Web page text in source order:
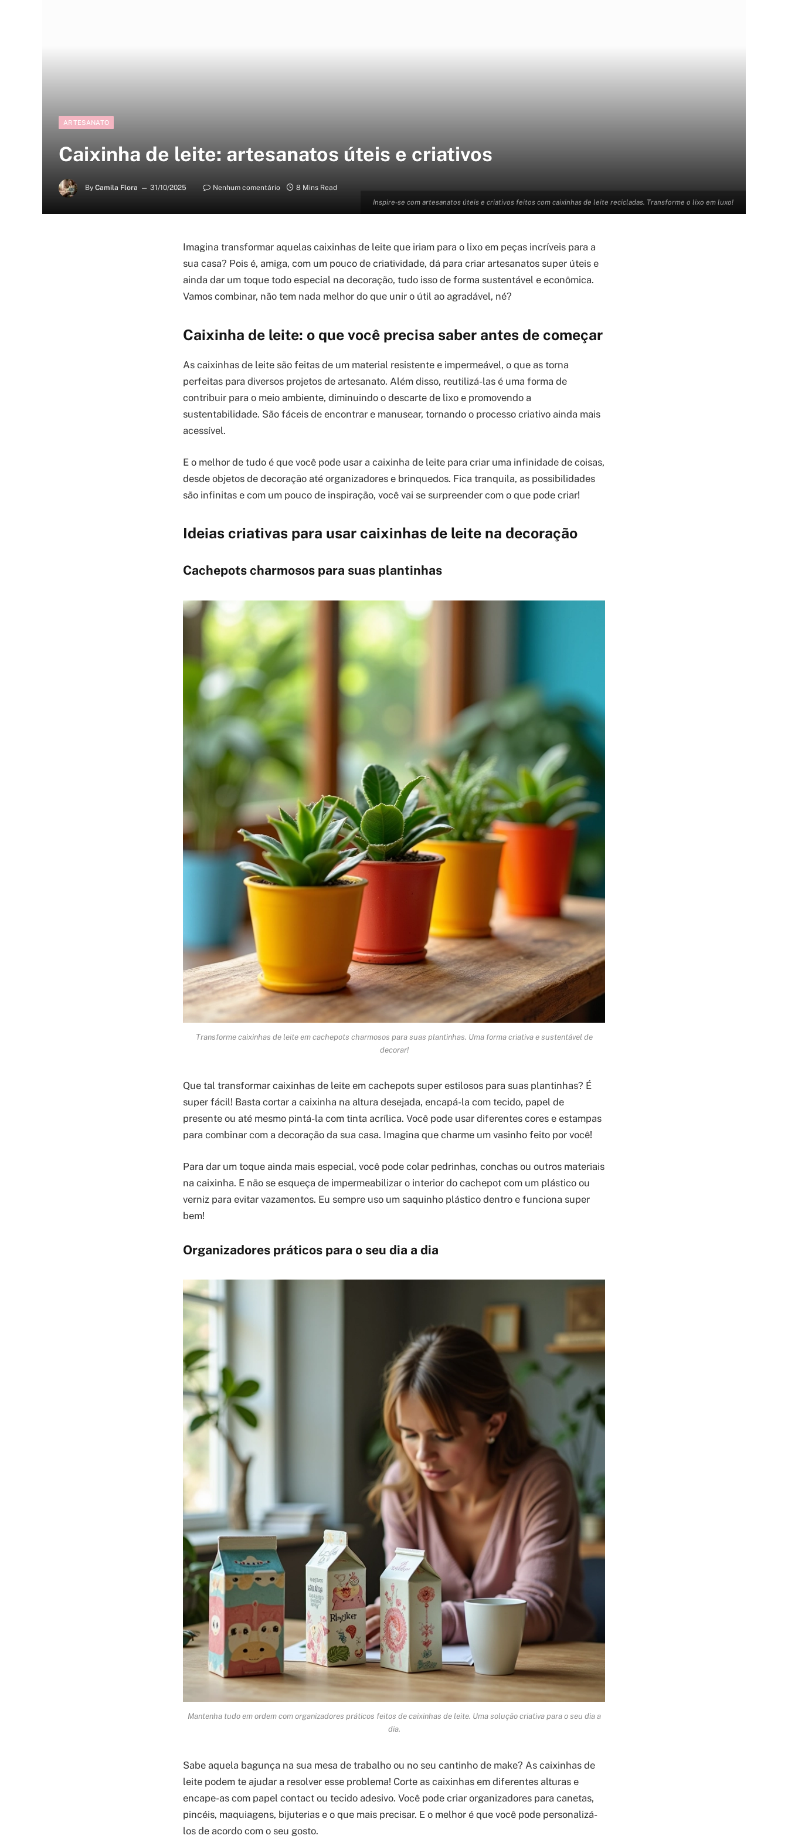
Inspire-se com artesanatos úteis e criativos feitos com caixinhas de leite recicladas. Transforme o lixo em luxo!
ARTESANATO
Caixinha de leite: artesanatos úteis e criativos
By Camila Flora 31/10/2025 Nenhum comentário 8 Mins Read
Imagina transformar aquelas caixinhas de leite que iriam para o lixo em peças incríveis para a
sua casa? Pois é, amiga, com um pouco de criatividade, dá para criar artesanatos super úteis e
ainda dar um toque todo especial na decoração, tudo isso de forma sustentável e econômica.
Vamos combinar, não tem nada melhor do que unir o útil ao agradável, né?
Caixinha de leite: o que você precisa saber antes de começar
As caixinhas de leite são feitas de um material resistente e impermeável, o que as torna
perfeitas para diversos projetos de artesanato. Além disso, reutilizá-las é uma forma de
contribuir para o meio ambiente, diminuindo o descarte de lixo e promovendo a
sustentabilidade. São fáceis de encontrar e manusear, tornando o processo criativo ainda mais
acessível.
E o melhor de tudo é que você pode usar a caixinha de leite para criar uma infinidade de coisas,
desde objetos de decoração até organizadores e brinquedos. Fica tranquila, as possibilidades
são infinitas e com um pouco de inspiração, você vai se surpreender com o que pode criar!
Ideias criativas para usar caixinhas de leite na decoração
Cachepots charmosos para suas plantinhas
Transforme caixinhas de leite em cachepots charmosos para suas plantinhas. Uma forma criativa e sustentável de
decorar!
Que tal transformar caixinhas de leite em cachepots super estilosos para suas plantinhas? É
super fácil! Basta cortar a caixinha na altura desejada, encapá-la com tecido, papel de
presente ou até mesmo pintá-la com tinta acrílica. Você pode usar diferentes cores e estampas
para combinar com a decoração da sua casa. Imagina que charme um vasinho feito por você!
Para dar um toque ainda mais especial, você pode colar pedrinhas, conchas ou outros materiais
na caixinha. E não se esqueça de impermeabilizar o interior do cachepot com um plástico ou
verniz para evitar vazamentos. Eu sempre uso um saquinho plástico dentro e funciona super
bem!
Organizadores práticos para o seu dia a dia
Mantenha tudo em ordem com organizadores práticos feitos de caixinhas de leite. Uma solução criativa para o seu dia a
dia.
Sabe aquela bagunça na sua mesa de trabalho ou no seu cantinho de make? As caixinhas de
leite podem te ajudar a resolver esse problema! Corte as caixinhas em diferentes alturas e
encape-as com papel contact ou tecido adesivo. Você pode criar organizadores para canetas,
pincéis, maquiagens, bijuterias e o que mais precisar. E o melhor é que você pode personalizá-
los de acordo com o seu gosto.